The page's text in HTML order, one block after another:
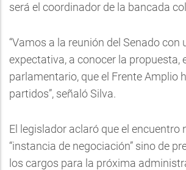
será el coordinador de la bancada
“Vamos a la reunión del Senado con
expectativa, a conocer la propuesta,
parlamentario, que el Frente Amplio
partidos”, señaló Silva.
El legislador aclaró que el encuentro
“instancia de negociación” sino de
los cargos para la próxima